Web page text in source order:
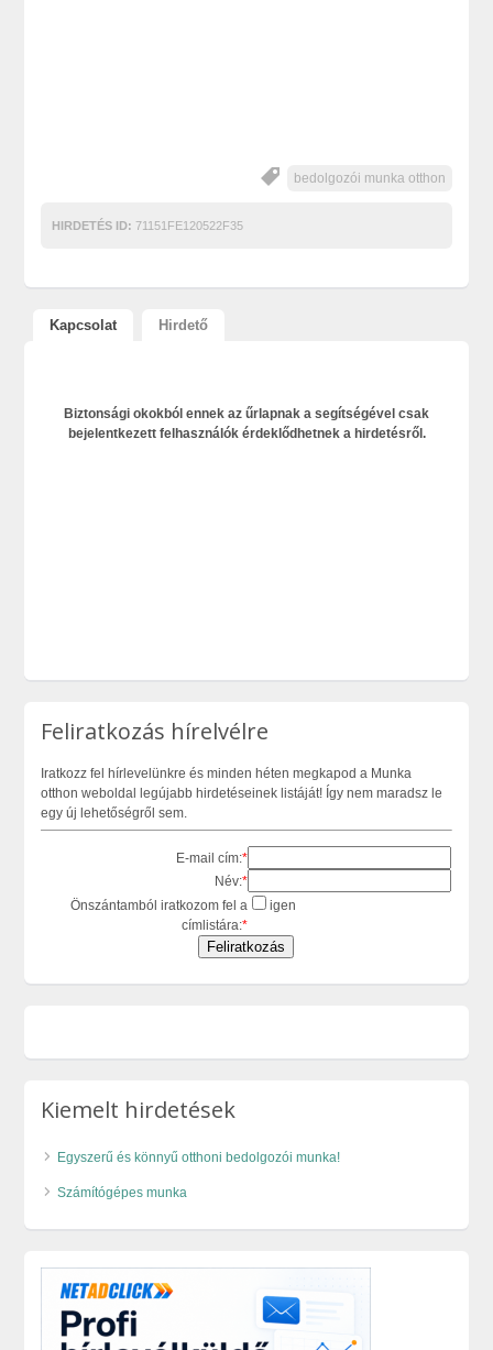
bedolgozói munka otthon
HIRDETÉS ID: 71151FE120522F35
Kapcsolat Hirdető
Biztonsági okokból ennek az űrlapnak a segítségével csak
bejelentkezett felhasználók érdeklődhetnek a hirdetésről.
Feliratkozás hírelvélre
Iratkozz fel hírlevelünkre és minden héten megkapod a Munka
otthon weboldal legújabb hirdetéseinek listáját! Így nem maradsz le
egy új lehetőségről sem.
E-mail cím:*
Név:*
Önszántamból iratkozom fel a
címlistára:*
igen
Kiemelt hirdetések
Egyszerű és könnyű otthoni bedolgozói munka!
Számítógépes munka